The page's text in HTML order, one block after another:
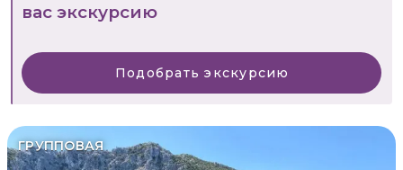
вас экскурсию
Подобрать экскурсию
ГРУППОВАЯ